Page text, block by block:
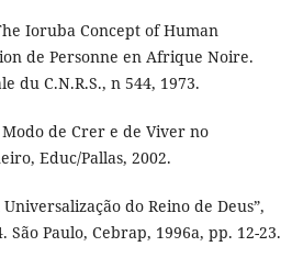
Ioruba Concept of Human
de Personne en Afrique Noire.
du C.N.R.S., n 544, 1973.
de Crer e de Viver no
Educ/Pallas, 2002.
do Reino de Deus”,
São Paulo, Cebrap, 1996a, pp. 12-23.